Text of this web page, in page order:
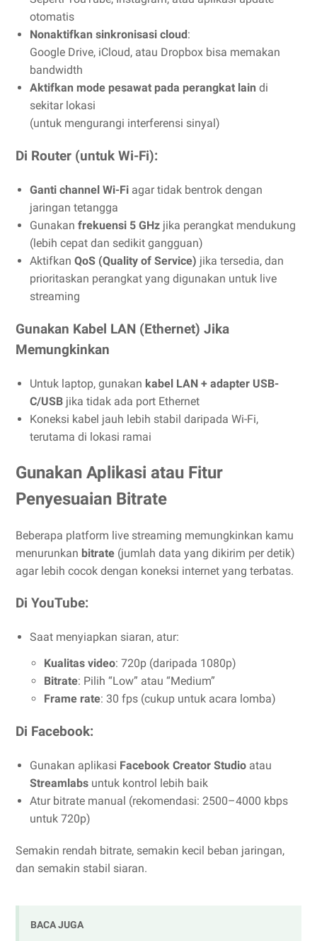
otomatis
Nonaktifkan sinkronisasi cloud:
Google Drive, iCloud, atau Dropbox bisa memakan
bandwidth
Aktifkan mode pesawat pada perangkat lain di
sekitar lokasi
(untuk mengurangi interferensi sinyal)
Di Router (untuk Wi-Fi):
Ganti channel Wi-Fi agar tidak bentrok dengan
jaringan tetangga
Gunakan frekuensi 5 GHz jika perangkat mendukung
(lebih cepat dan sedikit gangguan)
Aktifkan QoS (Quality of Service) jika tersedia, dan
prioritaskan perangkat yang digunakan untuk live
streaming
Gunakan Kabel LAN (Ethernet) Jika
Memungkinkan
Untuk laptop, gunakan kabel LAN + adapter USB-
C/USB jika tidak ada port Ethernet
Koneksi kabel jauh lebih stabil daripada Wi-Fi,
terutama di lokasi ramai
Gunakan Aplikasi atau Fitur
Penyesuaian Bitrate
Beberapa platform live streaming memungkinkan kamu
menurunkan bitrate (jumlah data yang dikirim per detik)
agar lebih cocok dengan koneksi internet yang terbatas.
Di YouTube:
Saat menyiapkan siaran, atur:
Kualitas video: 720p (daripada 1080p)
Bitrate: Pilih “Low” atau “Medium”
Frame rate: 30 fps (cukup untuk acara lomba)
Di Facebook:
Gunakan aplikasi Facebook Creator Studio atau
Streamlabs untuk kontrol lebih baik
Atur bitrate manual (rekomendasi: 2500–4000 kbps
untuk 720p)
Semakin rendah bitrate, semakin kecil beban jaringan,
dan semakin stabil siaran.
BACA JUGA